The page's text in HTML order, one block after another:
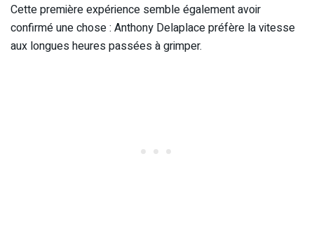
Cette première expérience semble également avoir
confirmé une chose : Anthony Delaplace préfère la vitesse
aux longues heures passées à grimper.